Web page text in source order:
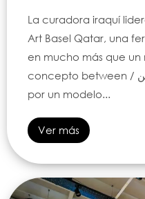
La curadora iraquí
Art Basel Qatar, una
en mucho más que
concepto between / بين, la organización apuesta
por un modelo...
Ver más